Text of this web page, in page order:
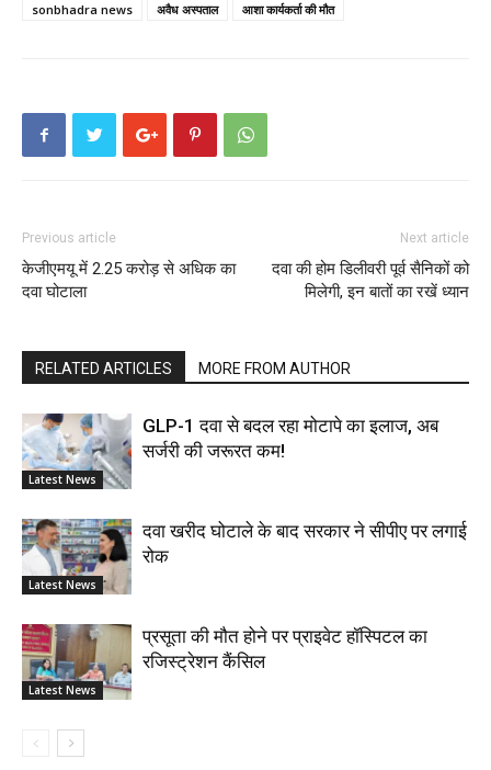
sonbhadra news
अवैध अस्पताल आशा कार्यकर्ता की मौत
Previous article
केजीएमयू में 2.25 करोड़ से अधिक का
दवा घोटाला
Next article
दवा की होम डिलीवरी पूर्व सैनिकों को
मिलेगी, इन बातों का रखें ध्यान
RELATED ARTICLES MORE FROM AUTHOR
Latest News
GLP-1 दवा से बदल रहा मोटापे का इलाज, अब
सर्जरी की जरूरत कम!
Latest News
दवा खरीद घोटाले के बाद सरकार ने सीपीए पर लगाई
रोक
Latest News
प्रसूता की मौत होने पर प्राइवेट हॉस्पिटल का
रजिस्ट्रेशन कैंसिल